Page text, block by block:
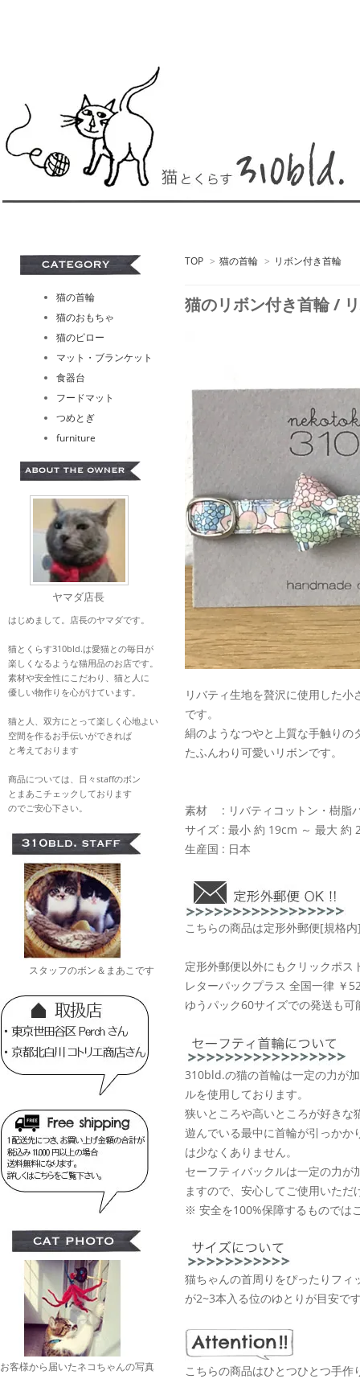
TOP > 猫の首輪 > リボン付き首輪
猫のリボン付き首輪 /
リバティ生地を贅沢に使用した
です。
絹のようなつやと上質な手触り
たふんわり可愛いリボンです。
素材 : リバティコットン・樹脂
サイズ : 最小 約 19cm ～ 最大 約
生産国 : 日本
こちらの商品は定形外郵便[規格
定形外郵便以外にもクリックポス
レターパックプラス 全国一律 ￥
ゆうパック60サイズでの発送も可
310bld.の猫の首輪は一定の力が
ルを使用しております。
狭いところや高いところが好きな
遊んでいる最中に首輪が引っか
は少なくありません。
セーフティバックルは一定の力
ますので、安心してご使用いただ
※ 安全を100%保障するものでは
猫ちゃんの首周りをぴったりフ
が2~3本入る位のゆとりが目安で
こちらの商品はひとつひとつ手
猫の首輪
猫のおもちゃ
猫のピロー
マット・ブランケット
食器台
フードマット
つめとぎ
furniture
ヤマダ店長
はじめまして。店長のヤマダです。
猫とくらす310bld.は愛猫との毎日が
楽しくなるような猫用品のお店です。
素材や安全性にこだわり、猫と人に
優しい物作りを心がけています。
猫と人、双方にとって楽しく心地よい
空間を作るお手伝いができれば
と考えております
商品については、日々staffのボン
とまあこチェックしております
のでご安心下さい。
スタッフのボン＆まあこです
お客様から届いたネコちゃんの写真